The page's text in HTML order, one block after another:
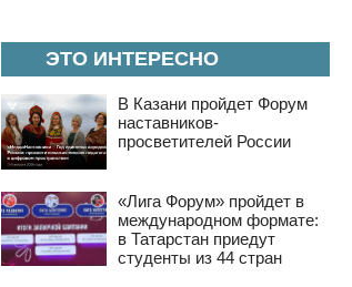
ЭТО ИНТЕРЕСНО
В Казани пройдет Форум
наставников-
просветителей России
«Лига Форум» пройдет в
международном формате:
в Татарстан приедут
студенты из 44 стран